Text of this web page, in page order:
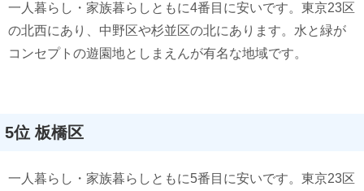
一人暮らし・家族暮らしともに4番目に安いです。東京23区
の北西にあり、中野区や杉並区の北にあります。水と緑が
コンセプトの遊園地としまえんが有名な地域です。
5位 板橋区
一人暮らし・家族暮らしともに5番目に安いです。東京23区